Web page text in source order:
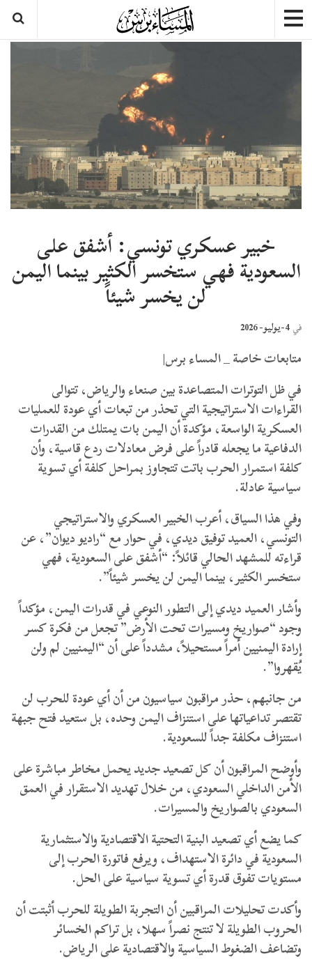
خبير عسكري تونسي: أشفق على
السعودية فهي ستخسر الكثير بينما اليمن
لن يخسر شيئاً
في 4-يوليو- 2026
متابعات خاصة _ المساء برس|
​في ظل التوترات المتصاعدة بين صنعاء والرياض، تتوالى
القراءات الاستراتيجية التي تحذر من تبعات أي عودة للعمليات
العسكرية الواسعة، مؤكدة أن اليمن بات يمتلك من القدرات
الدفاعية ما يجعله قادراً على فرض معادلات ردع قاسية، وأن
كلفة استمرار الحرب باتت تتجاوز بمراحل كلفة أي تسوية
سياسية عادلة.
وفي هذا السياق، أعرب الخبير العسكري والاستراتيجي
التونسي، العميد توفيق ديدي، في حوار مع “راديو ديوان”، عن
قراءته للمشهد الحالي قائلاً: “أشفق على السعودية، فهي
ستخسر الكثير، بينما اليمن لن يخسر شيئاً”.
وأشار العميد ديدي إلى التطور النوعي في قدرات اليمن، مؤكداً
وجود “صواريخ ومسيرات تحت الأرض” تجعل من فكرة كسر
إرادة اليمنيين أمراً مستحيلاً، مشدداً على أن “اليمنيين لم ولن
يُقهروا”.
من جانبهم، حذر مراقبون سياسيون من أن أي عودة للحرب لن
تقتصر تداعياتها على استنزاف اليمن وحده، بل ستعيد فتح جبهة
استنزاف مكلفة جداً للسعودية.
وأوضح المراقبون أن كل تصعيد جديد يحمل مخاطر مباشرة على ​
الأمن الداخلي السعودي، من خلال تهديد الاستقرار في العمق
السعودي بالصواريخ والمسيرات.
​كما يضع أي تصعيد البنية التحتية الاقتصادية والاستثمارية
السعودية في دائرة الاستهداف، ويرفع فاتورة الحرب إلى
مستويات تفوق قدرة أي تسوية سياسية على الحل.
وأكدت تحليلات المراقبين أن التجربة الطويلة للحرب أثبتت أن
الحروب الطويلة لا تنتج نصراً سهلا، بل تراكم الخسائر
وتضاعف الضغوط السياسية والاقتصادية على الرياض.